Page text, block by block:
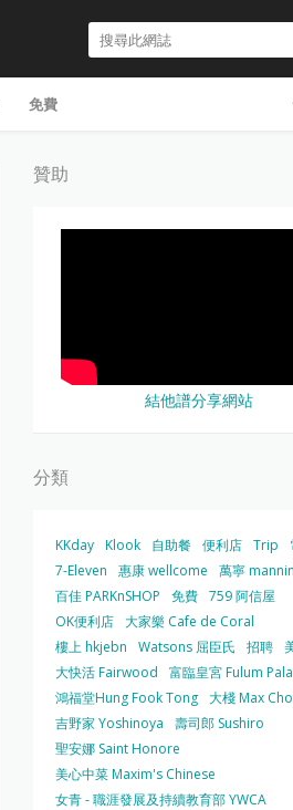
免費
贊助
結他譜分享網站
分類
KKday Klook 自助餐 便利店 Trip
7-Eleven
惠康 wellcome
萬寧
百佳 PARKnSHOP
免費 759 阿信屋
OK便利店 大家樂 Cafe de Coral
樓上 hkjebn
Watsons 屈臣氏 招聘
大快活 Fairwood
富臨皇宮 Fulum
鴻福堂Hung Fook Tong 大棧 Max
吉野家 Yoshinoya
壽司郎 Sushiro
聖安娜 Saint Honore
美心中菜 Maxim's Chinese
女青 - 職涯發展及持續教育部 YWCA